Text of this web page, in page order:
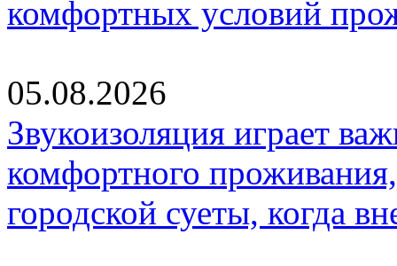
комфортных условий
05.08.2026
Звукоизоляция играет
комфортного
городской суеты, когда